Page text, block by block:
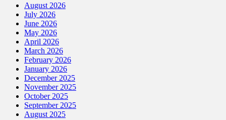
August 2026
July 2026
June 2026
May 2026
April 2026
March 2026
February 2026
January 2026
December 2025
November 2025
October 2025
September 2025
August 2025